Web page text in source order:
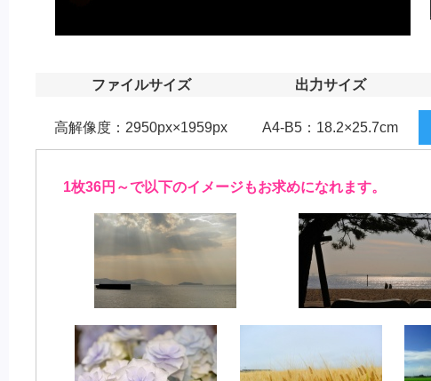
ファイルサイズ 出力サイズ
高解像度：2950px×1959px A4-B5：18.2×25.7cm
1枚36円～で以下のイメージもお求めになれます。